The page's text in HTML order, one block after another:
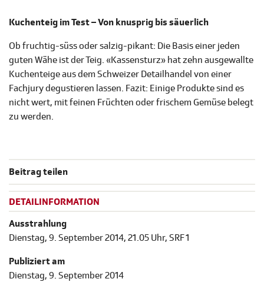
Kuchenteig im Test – Von knusprig bis säuerlich
Ob fruchtig-süss oder salzig-pikant: Die Basis einer jeden
guten Wähe ist der Teig. «Kassensturz» hat zehn ausgewallte
Kuchenteige aus dem Schweizer Detailhandel von einer
Fachjury degustieren lassen. Fazit: Einige Produkte sind es
nicht wert, mit feinen Früchten oder frischem Gemüse belegt
zu werden.
Beitrag teilen
DETAILINFORMATION
Ausstrahlung
Dienstag, 9. September 2014, 21.05 Uhr, SRF 1
Publiziert am
Dienstag, 9. September 2014